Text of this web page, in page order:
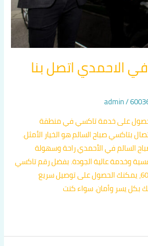
الاحمدي اتصل بنا
/
admin
على خدمة تاكسي في منطقة
بتاكسي صباح السالم هو الخيار الأمثل.
السالم في الأحمدي راحة وسهولة
وخدمة عالية الجودة. بفضل رقم تاكسي
في الاحمدي 60036648، يمكنك الحصول على توصيل سريع
بكل يسر وأمان. سواء كنت